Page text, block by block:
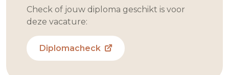
Check of jouw diploma geschikt is voor
deze vacature:
Diplomacheck